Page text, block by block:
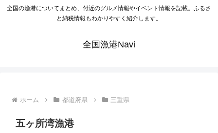
全国の漁港についてまとめ、付近のグルメ情報やイベント情報を記載。ふるさ
と納税情報もわかりやすく紹介します。
全国漁港Navi
ホーム 都道府県 三重県
五ヶ所湾漁港